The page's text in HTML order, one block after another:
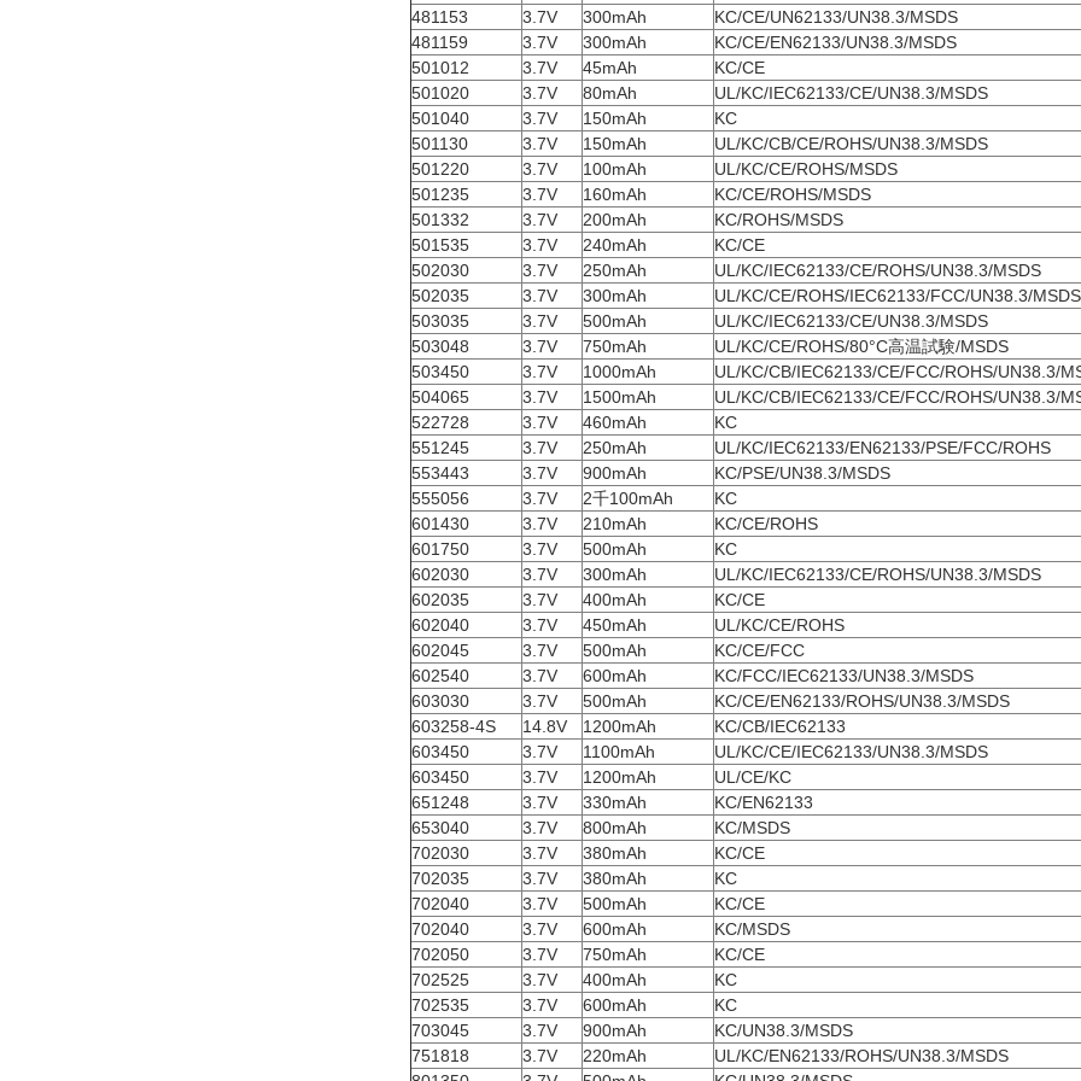
481153
3.7V 300mAh
KC/CE/UN62133/UN38.3/MSDS
481159
3.7V 300mAh
KC/CE/EN62133/UN38.3/MSDS
501012
3.7V 45mAh
KC/CE
501020
3.7V 80mAh
UL/KC/IEC62133/CE/UN38.3/MSDS
501040
3.7V 150mAh
KC
501130
3.7V 150mAh
UL/KC/CB/CE/ROHS/UN38.3/MSDS
501220
3.7V 100mAh
UL/KC/CE/ROHS/MSDS
501235
3.7V 160mAh
KC/CE/ROHS/MSDS
501332
3.7V 200mAh
KC/ROHS/MSDS
501535
3.7V 240mAh
KC/CE
502030
3.7V 250mAh
UL/KC/IEC62133/CE/ROHS/UN38.3/MSDS
502035
3.7V 300mAh
UL/KC/CE/ROHS/IEC62133/FCC/UN38.3/MSDS
503035
3.7V 500mAh
UL/KC/IEC62133/CE/UN38.3/MSDS
503048
3.7V 750mAh
UL/KC/CE/ROHS/80°C高温試験/MSDS
503450
3.7V 1000mAh
UL/KC/CB/IEC62133/CE/FCC/ROHS/UN38.3/
504065
3.7V 1500mAh
UL/KC/CB/IEC62133/CE/FCC/ROHS/UN38.3/
522728
3.7V 460mAh
KC
551245
3.7V 250mAh
UL/KC/IEC62133/EN62133/PSE/FCC/ROHS
553443
3.7V 900mAh
KC/PSE/UN38.3/MSDS
555056
3.7V 2千100mAh
KC
601430
3.7V 210mAh
KC/CE/ROHS
601750
3.7V 500mAh
KC
602030
3.7V 300mAh
UL/KC/IEC62133/CE/ROHS/UN38.3/MSDS
602035
3.7V 400mAh
KC/CE
602040
3.7V 450mAh
UL/KC/CE/ROHS
602045
3.7V 500mAh
KC/CE/FCC
602540
3.7V 600mAh
KC/FCC/IEC62133/UN38.3/MSDS
603030
3.7V 500mAh
KC/CE/EN62133/ROHS/UN38.3/MSDS
603258-4S
14.8V 1200mAh
KC/CB/IEC62133
603450
3.7V 1100mAh
UL/KC/CE/IEC62133/UN38.3/MSDS
603450
3.7V 1200mAh
UL/CE/KC
651248
3.7V 330mAh
KC/EN62133
653040
3.7V 800mAh
KC/MSDS
702030
3.7V 380mAh
KC/CE
702035
3.7V 380mAh
KC
702040
3.7V 500mAh
KC/CE
702040
3.7V 600mAh
KC/MSDS
702050
3.7V 750mAh
KC/CE
702525
3.7V 400mAh
KC
702535
3.7V 600mAh
KC
703045
3.7V 900mAh
KC/UN38.3/MSDS
751818
3.7V 220mAh
UL/KC/EN62133/ROHS/UN38.3/MSDS